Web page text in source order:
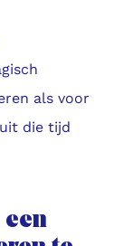
als voor
die tijd
een